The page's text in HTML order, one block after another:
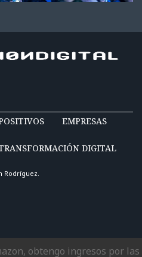
EMPRESAS
DIGITAL
Rodríguez.
obtengo ingresos por las